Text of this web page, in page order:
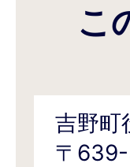
こ
吉野町
〒